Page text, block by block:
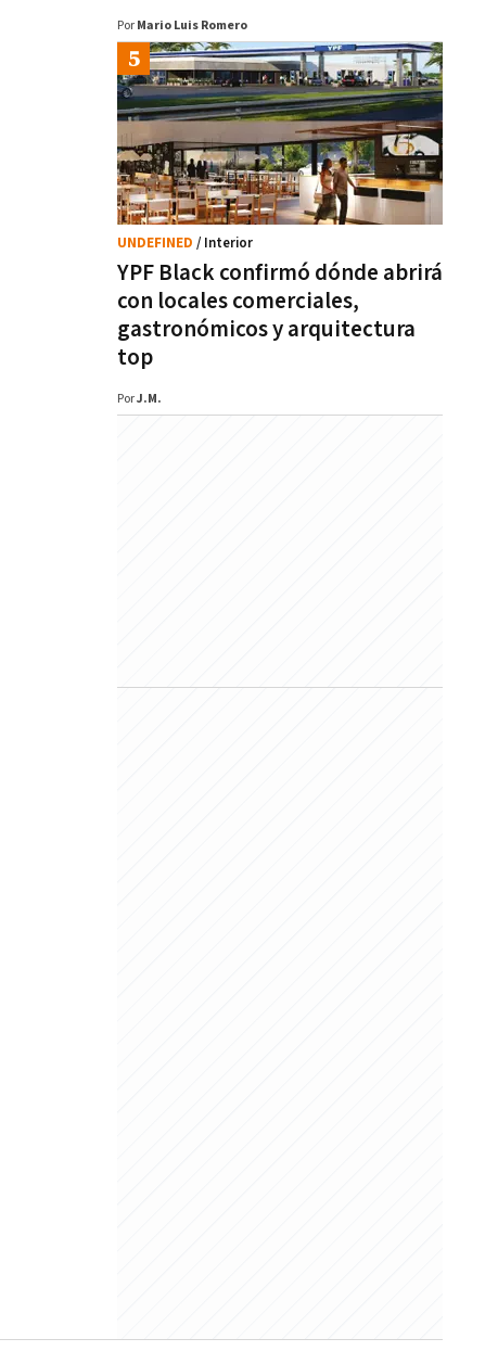
Por Mario Luis Romero
YPF Black confirmó dónde abrirá
con locales comerciales,
gastronómicos y arquitectura
top
UNDEFINED / Interior
PorJ.M.